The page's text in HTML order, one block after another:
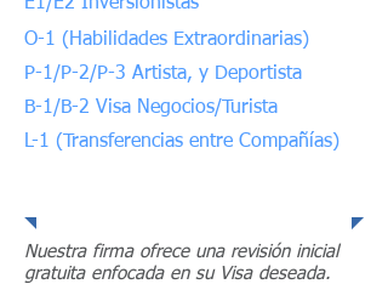
O-1 (Habilidades Extraordinarias)
P-1/P-2/P-3 Artista, y Deportista
B-1/B-2 Visa Negocios/Turista
L-1 (Transferencias entre Compañías)
Nuestra firma ofrece una revisión inicial
gratuita enfocada en su Visa deseada.